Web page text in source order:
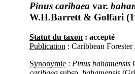
Pinus caribaea var.
W.H.Barrett & Golfari
Statut du taxon : accepté
Publication : Caribbean
Synonymie : Pinus bahamensis